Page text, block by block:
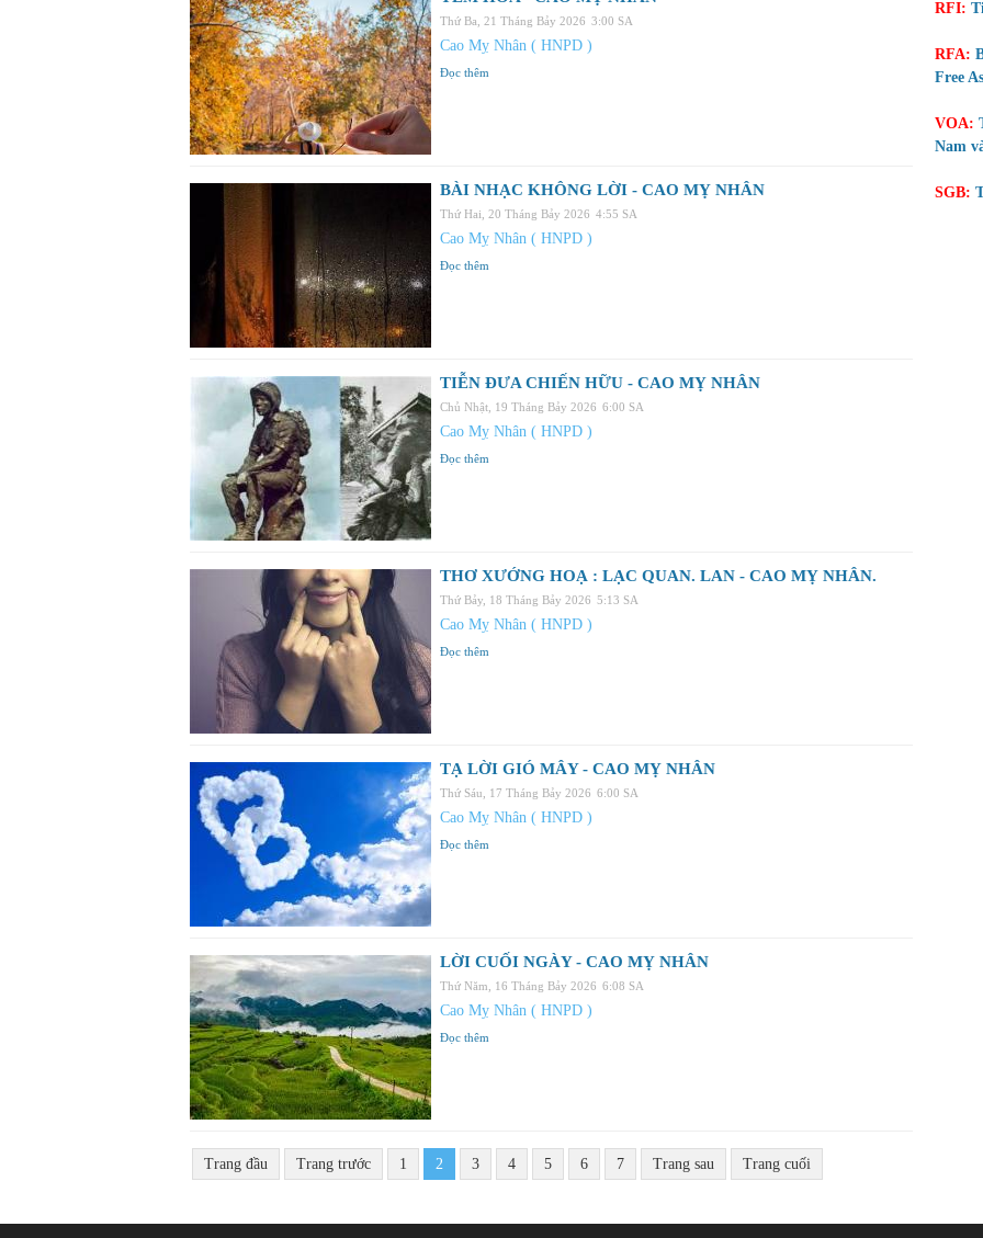
Thứ Ba, 21 Tháng Bảy 2026 3:00 SA
Cao Mỵ Nhân ( HNPD )
Đọc thêm
BÀI NHẠC KHÔNG LỜI - CAO MỴ NHÂN
Thứ Hai, 20 Tháng Bảy 2026 4:55 SA
Cao Mỵ Nhân ( HNPD )
Đọc thêm
TIỄN ĐƯA CHIẾN HỮU - CAO MỴ NHÂN
Chủ Nhật, 19 Tháng Bảy 2026 6:00 SA
Cao Mỵ Nhân ( HNPD )
Đọc thêm
THƠ XƯỚNG HOẠ : LẠC QUAN. LAN - CAO MỴ NHÂN.
Thứ Bảy, 18 Tháng Bảy 2026 5:13 SA
Cao Mỵ Nhân ( HNPD )
Đọc thêm
TẠ LỜI GIÓ MÂY - CAO MỴ NHÂN
Thứ Sáu, 17 Tháng Bảy 2026 6:00 SA
Cao Mỵ Nhân ( HNPD )
Đọc thêm
LỜI CUỐI NGÀY - CAO MỴ NHÂN
Thứ Năm, 16 Tháng Bảy 2026 6:08 SA
Cao Mỵ Nhân ( HNPD )
Đọc thêm
Trang đầu Trang trước 1 2 3 4 5 6 7 Trang sau Trang cuối
RFI:
RFA:
Free
VOA:
Nam
SGB: